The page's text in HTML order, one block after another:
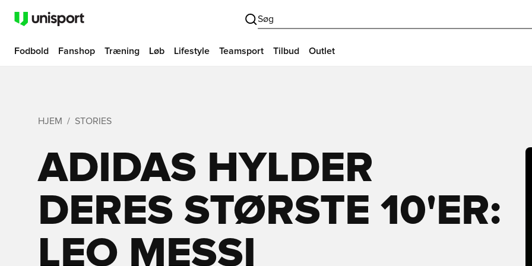
Søg
Fodbold Fanshop Træning Løb Lifestyle Teamsport Tilbud Outlet
HJEM STORIES
ADIDAS HYLDER
DERES STØRSTE 10'ER:
LEO MESSI